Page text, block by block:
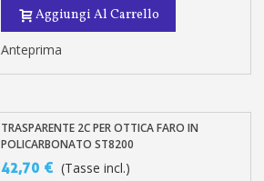
Aggiungi Al Carrello
Anteprima
TRASPARENTE 2C PER OTTICA FARO IN
POLICARBONATO ST8200
42,70 € (Tasse incl.)